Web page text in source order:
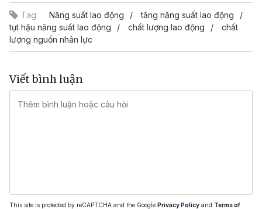
Tag: Năng suất lao động
tăng năng suất lao động
tụt hậu năng suất lao động
chất lượng lao động
chất
lượng nguồn nhân lực
Viết bình luận
This site is protected by reCAPTCHA and the Google Privacy Policy and Terms of